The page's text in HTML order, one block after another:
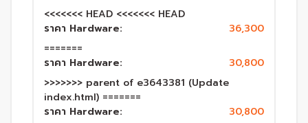
<<<<<<< HEAD <<<<<<< HEAD
ราคา Hardware:
36,300
=======
ราคา Hardware:
30,800
>>>>>>> parent of e3643381 (Update
index.html) =======
ราคา Hardware:
30,800